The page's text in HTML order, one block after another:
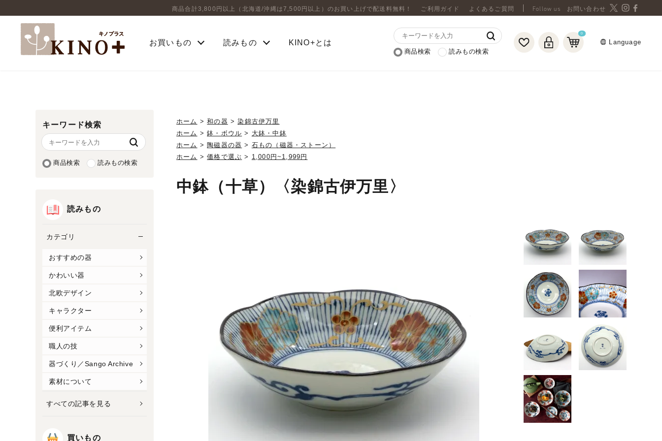
商品合計3,800円以上（北海道/沖縄は7,500円以上）のお買い上げで配送料無料！ ご利用ガイド よくあるご質問 お問い合わせ
お買いもの 読みもの KINO+とは
商品検索 読みもの検索
0
Language
キーワード検索
商品検索 読みもの検索
読みもの
カテゴリ
おすすめの器
かわいい器
北欧デザイン
キャラクター
便利アイテム
職人の技
器づくり／Sango Archive
素材について
すべての記事を見る
買いもの
ホーム >和の器 >染錦古伊万里
ホーム >鉢・ボウル > 大鉢・中鉢
ホーム > 陶磁器の器 > 石もの（磁器・ストーン）
ホーム >価格で選ぶ > 1,000円~1,999円
中鉢（十草）〈染錦古伊万里〉